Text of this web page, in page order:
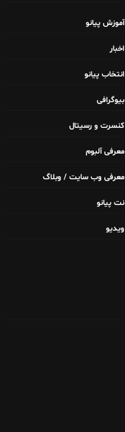
آموزش پیانو
اخبار
انتخاب پیانو
بیوگرافی
کنسرت و رسیتال
معرفی آلبوم
معرفی وب سایت / وبلاگ
نت پیانو
ویدیو